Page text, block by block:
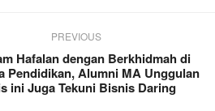
PREVIOUS
Hafalan dengan Berkhidmah di
Pendidikan, Alumni MA Unggulan
ini Juga Tekuni Bisnis Daring